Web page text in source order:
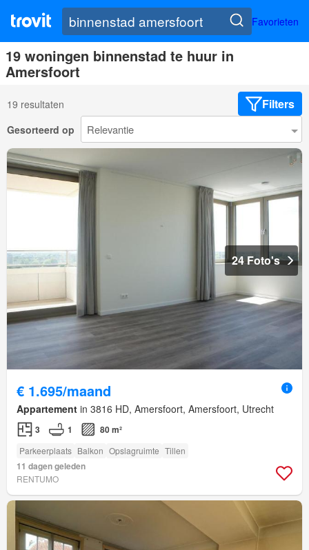
Favorieten
19 woningen binnenstad te huur in
Amersfoort
19 resultaten Filters
Gesorteerd op
24 Foto's
€ 1.695/maand
Appartement in 3816 HD, Amersfoort, Amersfoort, Utrecht
3 1 80 m²
Parkeerplaats Balkon Opslagruimte Tillen
11 dagen geleden
RENTUMO